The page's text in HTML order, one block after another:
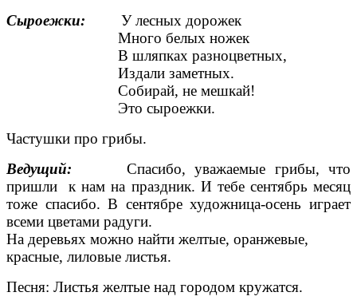
Сыроежки: У лесных дорожек
Много белых ножек
В шляпках разноцветных,
Издали заметных.
Собирай, не мешкай!
Это сыроежки.
Частушки про грибы.
Ведущий:
Спасибо, уважаемые грибы, что
пришли к нам на праздник. И тебе сентябрь месяц
тоже спасибо. В сентябре художница-осень играет
всеми цветами радуги.
На деревьях можно найти желтые, оранжевые,
красные, лиловые листья.
Песня: Листья желтые над городом кружатся.